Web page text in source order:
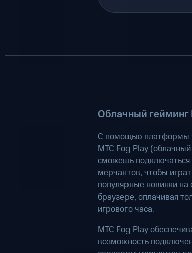
Облачный гейминг
С помощью платформы
МТС Fog Play (
сможешь
мерчантов, чтобы
популярные новинки
браузере, оплачивая
игрового часа.
МТС Fog Play
возможность